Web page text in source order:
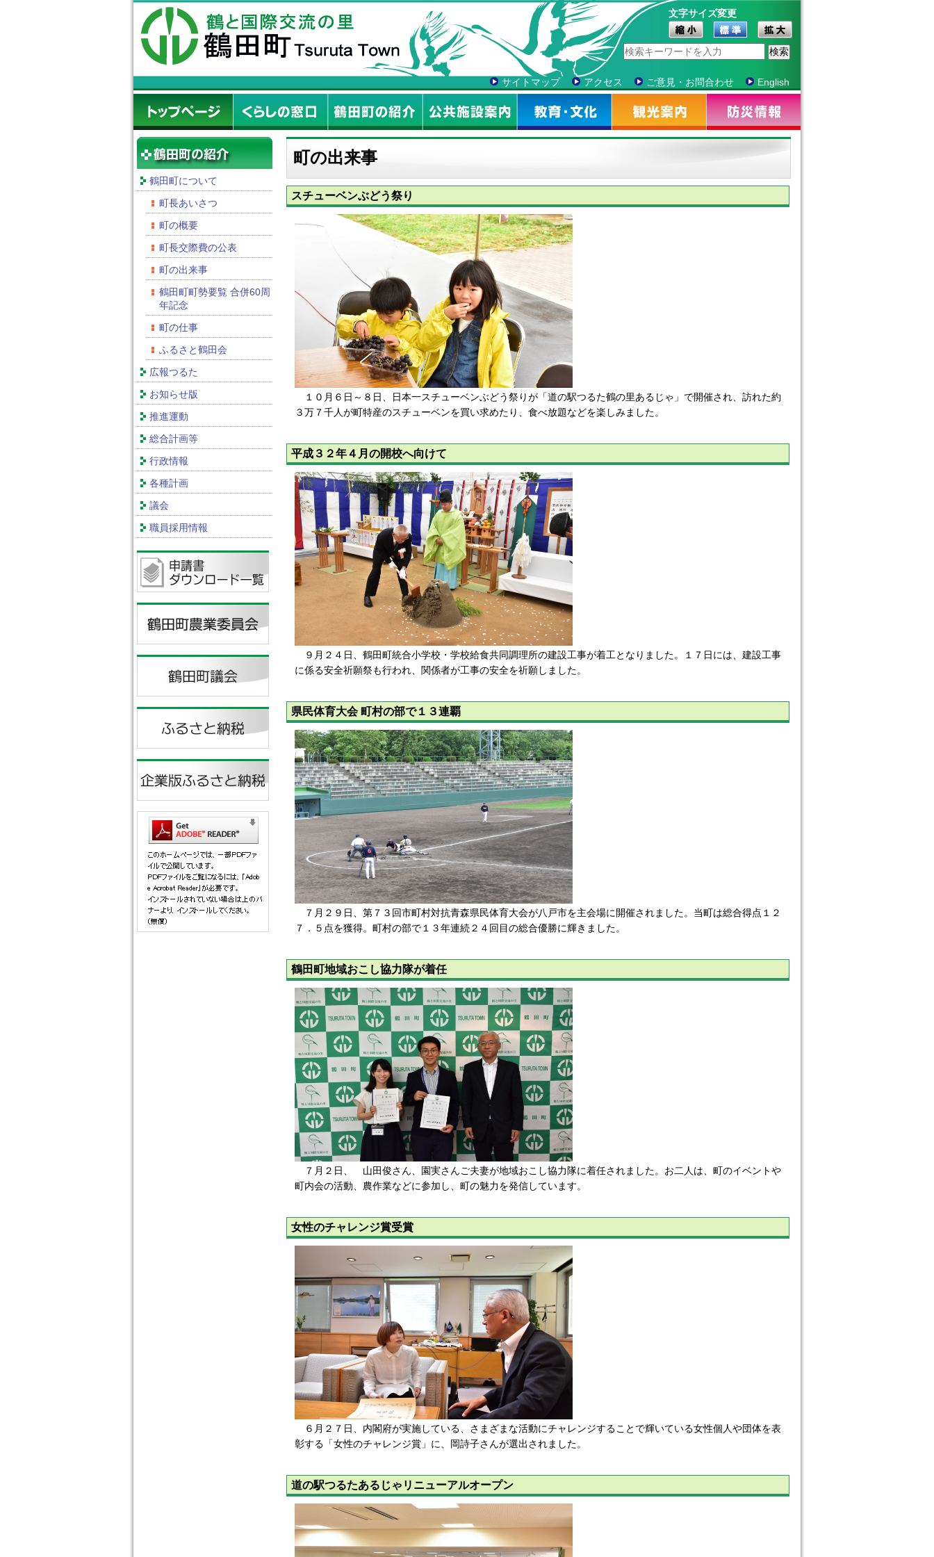
文字サイズ変更
サイトマップ アクセス ご意見・お問合わせ English
鶴田町について
町長あいさつ
町の概要
町長交際費の公表
町の出来事
鶴田町町勢要覧 合併60周
年記念
町の仕事
ふるさと鶴田会
広報つるた
お知らせ版
推進運動
総合計画等
行政情報
各種計画
議会
職員採用情報
町の出来事
スチューベンぶどう祭り
１０月６日～８日、日本一スチューベンぶどう祭りが「道の駅つるた鶴の里あるじゃ」で開催され、訪れた約
３万７千人が町特産のスチューベンを買い求めたり、食べ放題などを楽しみました。
平成３２年４月の開校へ向けて
９月２４日、鶴田町統合小学校・学校給食共同調理所の建設工事が着工となりました。１７日には、建設工事
に係る安全祈願祭も行われ、関係者が工事の安全を祈願しました。
県民体育大会 町村の部で１３連覇
７月２９日、第７３回市町村対抗青森県民体育大会が八戸市を主会場に開催されました。当町は総合得点１２
７．５点を獲得。町村の部で１３年連続２４回目の総合優勝に輝きました。
鶴田町地域おこし協力隊が着任
７月２日、 山田俊さん、園実さんご夫妻が地域おこし協力隊に着任されました。お二人は、町のイベントや
町内会の活動、農作業などに参加し、町の魅力を発信しています。
女性のチャレンジ賞受賞
６月２７日、内閣府が実施している、さまざまな活動にチャレンジすることで輝いている女性個人や団体を表
彰する「女性のチャレンジ賞」に、岡詩子さんが選出されました。
道の駅つるたあるじゃリニューアルオープン